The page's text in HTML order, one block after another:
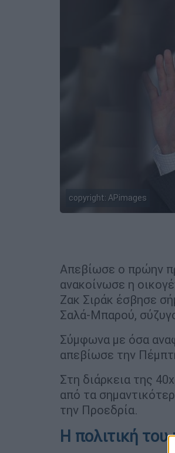
copyright: APimages
Απεβίωσε ο πρώην
ανακοίνωσε η
Ζακ Σιράκ έσβησε
Σαλά-Μπαρού,
Σύμφωνα με όσα
απεβίωσε την
Στη διάρκεια της
από τα
την Προεδρία.
Η πολιτική